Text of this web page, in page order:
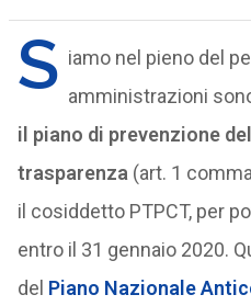
S iamo nel pieno del
amministrazioni
il piano di prevenzione
trasparenza (art. 1
il cosiddetto PTPCT, per
entro il 31 gennaio 2020.
del Piano Nazionale